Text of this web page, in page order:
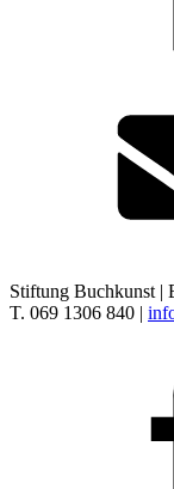
Stiftung Buchkunst |
T. 069 1306 840 |